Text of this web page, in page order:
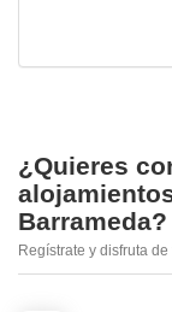
¿Quieres
Barrameda?
Regístrate y disfruta